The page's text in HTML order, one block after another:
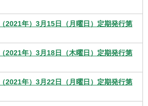
2021年）3月15日（月曜日）定期発行第
2021年）3月18日（木曜日）定期発行第
2021年）3月22日（月曜日）定期発行第